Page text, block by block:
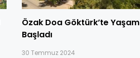
Özak Doa Göktürk’te Yaşam
Başladı
30 Temmuz 2024